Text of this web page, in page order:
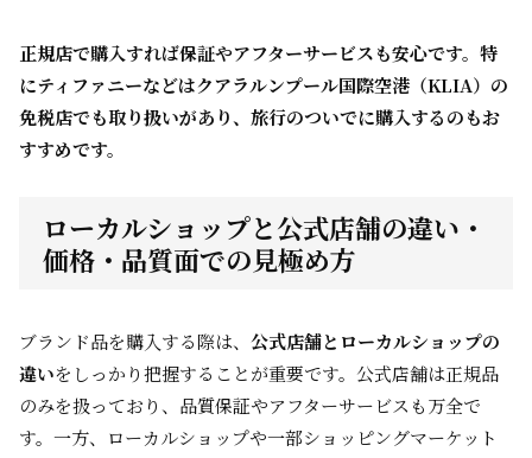
正規店で購入すれば保証やアフターサービスも安心です。特
にティファニーなどはクアラルンプール国際空港（KLIA）の
免税店でも取り扱いがあり、旅行のついでに購入するのもお
すすめです。
ローカルショップと公式店舗の違い・
価格・品質面での見極め方
ブランド品を購入する際は、 公式店舗とローカルショップの
違いをしっかり把握することが重要です。公式店舗は正規品
のみを扱っており、品質保証やアフターサービスも万全で
す。一方、ローカルショップや一部ショッピングマーケット